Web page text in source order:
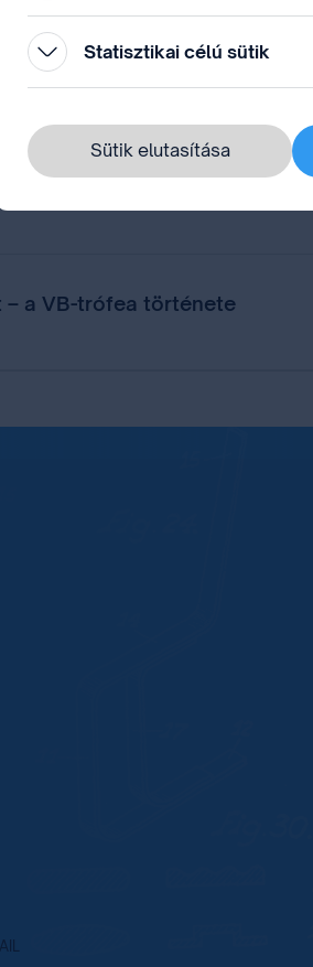
rendszere
a VB-trófea története
Statisztikai célú sütik
Sütik elutasítása